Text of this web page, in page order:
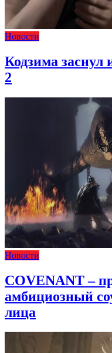
Новости
Кодзима заснул
2
Новости
COVENANT –
амбициозный
лица